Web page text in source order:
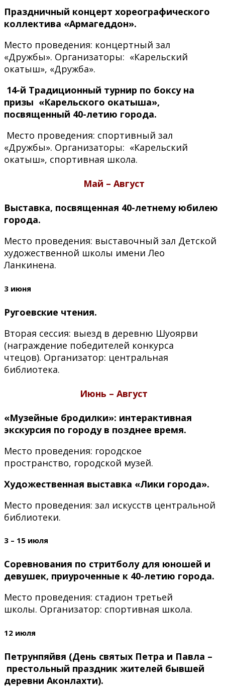
Праздничный концерт хореографического
коллектива «Армагеддон».
Место проведения: концертный зал
«Дружбы». Организаторы: «Карельский
окатыш», «Дружба».
14-й Традиционный турнир по боксу на
призы «Карельского окатыша»,
посвященный 40-летию города.
Место проведения: спортивный зал
«Дружбы». Организаторы: «Карельский
окатыш», спортивная школа.
Май – Август
Выставка, посвященная 40-летнему юбилею
города.
Место проведения: выставочный зал Детской
художественной школы имени Лео
Ланкинена.
3 июня
Ругоевские чтения.
Вторая сессия: выезд в деревню Шуоярви
(награждение победителей конкурса
чтецов). Организатор: центральная
библиотека.
Июнь – Август
«Музейные бродилки»: интерактивная
экскурсия по городу в позднее время.
Место проведения: городское
пространство, городской музей.
Художественная выставка «Лики города».
Место проведения: зал искусств центральной
библиотеки.
3 – 15 июля
Соревнования по стритболу для юношей и
девушек, приуроченные к 40-летию города.
Место проведения: стадион третьей
школы. Организатор: спортивная школа.
12 июля
Петрунпяйвя (День святых Петра и Павла –
престольный праздник жителей бывшей
деревни Аконлахти).